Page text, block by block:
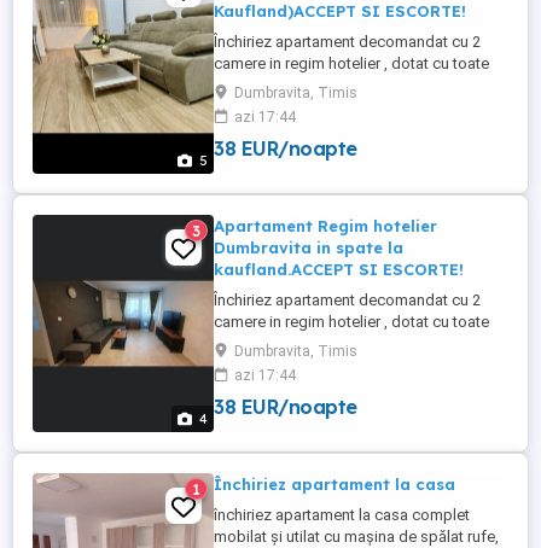
5
Kaufland)ACCEPT SI ESCORTE!
Închiriez apartament decomandat cu 2
camere in regim hotelier , dotat cu toate
utilitățile si intrare discreta prin spatele
blocului ,zona Dumbravita in spate la
kaufland , strada Florența,accept si
escorte! Preț 200 lei noapte Publi24
Dumbravita, Timis
azi 17:44
38 EUR/noapte
4
3
Apartament Regim hotelier
Dumbravita in spate la
kaufland.ACCEPT SI ESCORTE!
Închiriez apartament decomandat cu 2
camere in regim hotelier , dotat cu toate
utilitățile si intrare discreta prin spatele
blocului ,zona Dumbravita in spate la
kaufland , strada Florența , accept si
escorte! Preț 200 lei noapte Publi24
Dumbravita, Timis
azi 17:44
38 EUR/noapte
1 Închiriez apartament la casa
închiriez apartament la casa complet
mobilat și utilat cu mașina de spălat rufe,